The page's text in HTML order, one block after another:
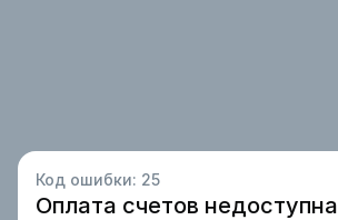
Код ошибки: 25
Оплата счетов недоступна